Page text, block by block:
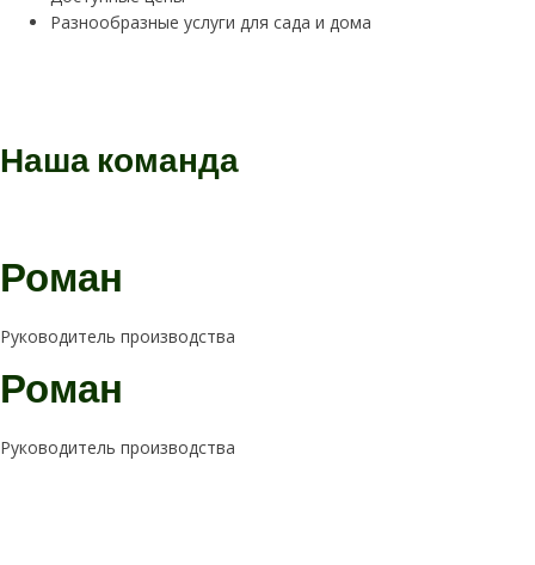
Разнообразные услуги для сада и дома
Наша команда
Роман
Руководитель производства
Роман
Руководитель производства